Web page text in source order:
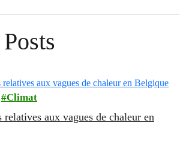
Climat
relatives aux vagues de chaleur en